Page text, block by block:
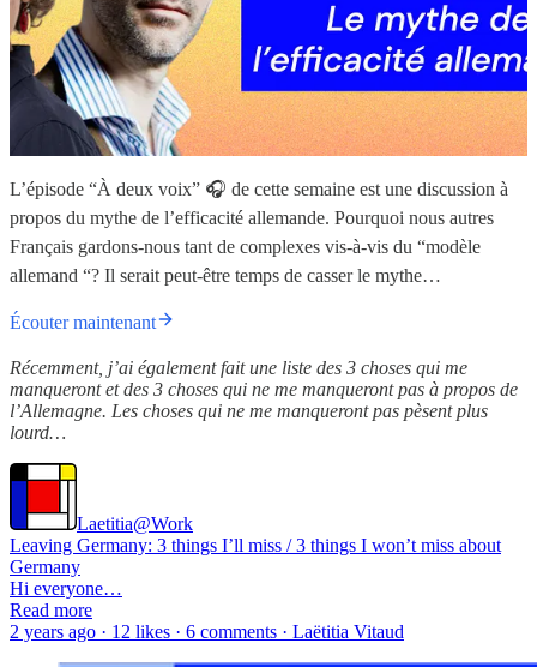
L’épisode “À deux voix” 🎧 de cette semaine est une discussion à
propos du mythe de l’efficacité allemande. Pourquoi nous autres
Français gardons-nous tant de complexes vis-à-vis du “modèle
allemand “? Il serait peut-être temps de casser le mythe…
Écouter maintenant
Récemment, j’ai également fait une liste des 3 choses qui me
manqueront et des 3 choses qui ne me manqueront pas à propos de
l’Allemagne. Les choses qui ne me manqueront pas pèsent plus
lourd…
Laetitia@Work
Leaving Germany: 3 things I’ll miss / 3 things I won’t miss about
Germany
Hi everyone…
Read more
2 years ago · 12 likes · 6 comments · Laëtitia Vitaud